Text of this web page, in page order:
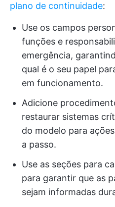
plano de continuidade:
Use os campos
funções e
emergência,
qual é o seu papel
em funcionamento.
Adicione
restaurar sistemas
do modelo para
a passo.
Use as seções para
para garantir que as
sejam informadas